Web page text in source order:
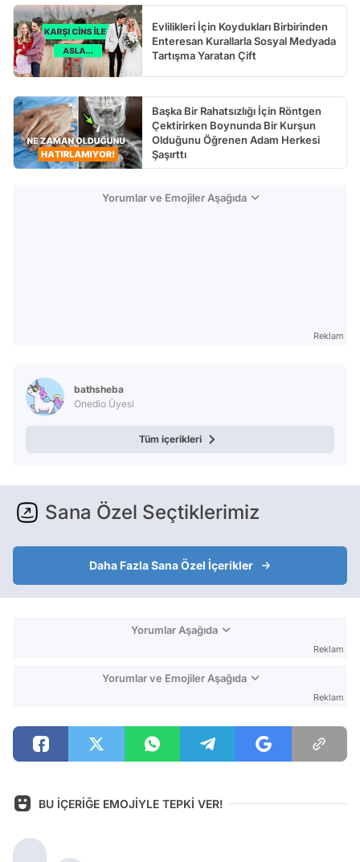
Evlilikleri İçin Koydukları Birbirinden
Enteresan Kurallarla Sosyal Medyada
Tartışma Yaratan Çift
Başka Bir Rahatsızlığı İçin Röntgen
Çektirirken Boynunda Bir Kurşun
Olduğunu Öğrenen Adam Herkesi
Şaşırttı
Yorumlar ve Emojiler Aşağıda
Reklam
bathsheba
Onedio Üyesi
Tüm içerikleri
Sana Özel Seçtiklerimiz
Daha Fazla Sana Özel İçerikler
Yorumlar Aşağıda
Reklam
Yorumlar ve Emojiler Aşağıda
Reklam
BU İÇERİĞE EMOJİYLE TEPKİ VER!